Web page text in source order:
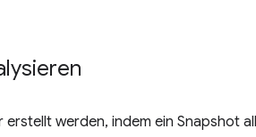
werden, indem ein Snapshot